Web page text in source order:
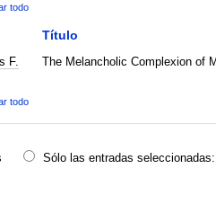
todo
Título
F. The Melancholic Complexion of
todo
Sólo las entradas seleccionadas: